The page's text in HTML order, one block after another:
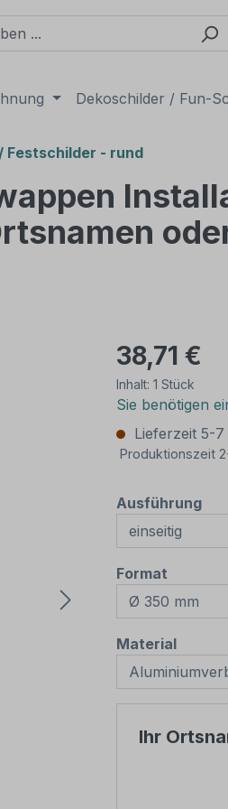
Dekoschilder / Fun-
Festschilder - rund
38,71 €
Inhalt: 1 Stück
Sie benötigen
Lieferzeit 5-7
Produktionszeit
Ausführung
Format
Material
Ihr